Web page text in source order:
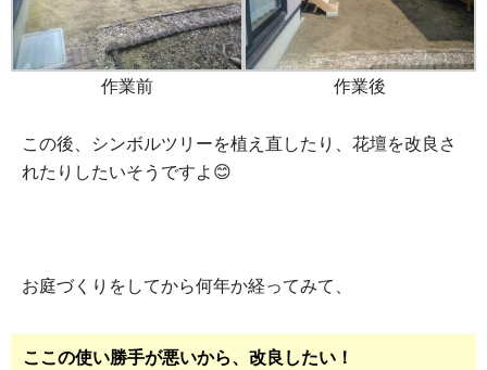
作業前 作業後
この後、シンボルツリーを植え直したり、花壇を改良さ
れたりしたいそうですよ😊
お庭づくりをしてから何年か経ってみて、
ここの使い勝手が悪いから、改良したい！